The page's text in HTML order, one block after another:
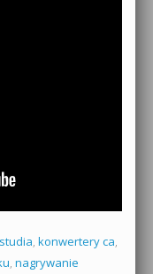
, konwertery ca,
, nagrywanie